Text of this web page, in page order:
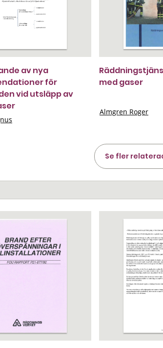
av nya
för
vid utsläpp av
med gaser
Almgren Roger
Se fler